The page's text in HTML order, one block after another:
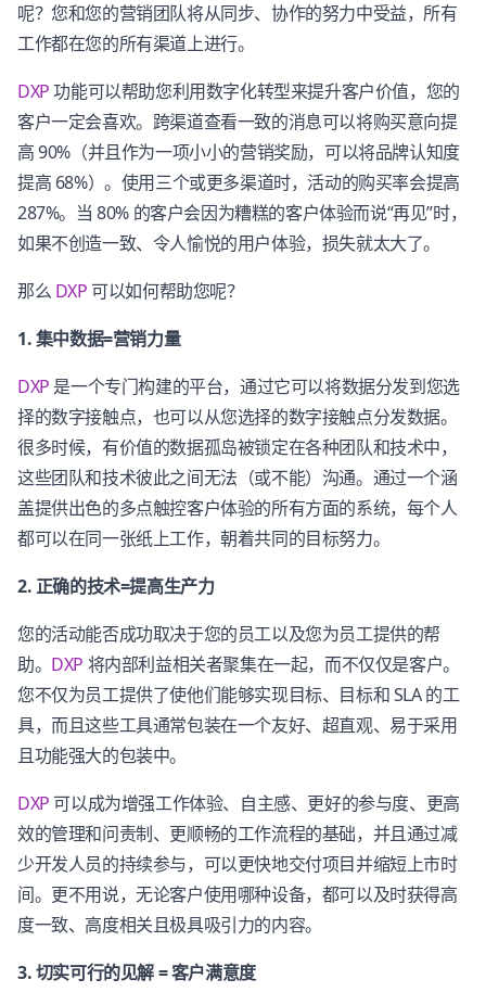
呢？您和您的营销团队将从同步、协作的努力中受益，所有
工作都在您的所有渠道上进行。
DXP功能可以帮助您利用数字化转型来提升客户价值，您的
客户一定会喜欢。跨渠道查看一致的消息可以将购买意向提
高 90%（并且作为一项小小的营销奖励，可以将品牌认知度
提高 68%）。使用三个或更多渠道时，活动的购买率会提高
287%。当 80% 的客户会因为糟糕的客户体验而说“再见”时，
如果不创造一致、令人愉悦的用户体验，损失就太大了。
那么 DXP 可以如何帮助您呢？
1. 集中数据=营销力量
DXP 是一个专门构建的平台，通过它可以将数据分发到您选
择的数字接触点，也可以从您选择的数字接触点分发数据。
很多时候，有价值的数据孤岛被锁定在各种团队和技术中，
这些团队和技术彼此之间无法（或不能）沟通。通过一个涵
盖提供出色的多点触控客户体验的所有方面的系统，每个人
都可以在同一张纸上工作，朝着共同的目标努力。
2. 正确的技术=提高生产力
您的活动能否成功取决于您的员工以及您为员工提供的帮
助。 DXP 将内部利益相关者聚集在一起，而不仅仅是客户。
您不仅为员工提供了使他们能够实现目标、目标和 SLA 的工
具，而且这些工具通常包装在一个友好、超直观、易于采用
且功能强大的包装中。
DXP 可以成为增强工作体验、自主感、更好的参与度、更高
效的管理和问责制、更顺畅的工作流程的基础，并且通过减
少开发人员的持续参与，可以更快地交付项目并缩短上市时
间。更不用说，无论客户使用哪种设备，都可以及时获得高
度一致、高度相关且极具吸引力的内容。
3. 切实可行的见解 = 客户满意度